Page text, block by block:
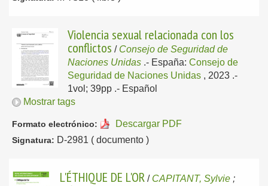
Violencia sexual relacionada con los
conflictos / Consejo de Seguridad de
Naciones Unidas .- España: Consejo de
Seguridad de Naciones Unidas , 2023 .-
1vol; 39pp .- Español
Mostrar tags
Formato electrónico: Descargar PDF
Signatura: D-2981 ( documento )
L'ÉTHIQUE DE L'OR / CAPITANT, Sylvie ;